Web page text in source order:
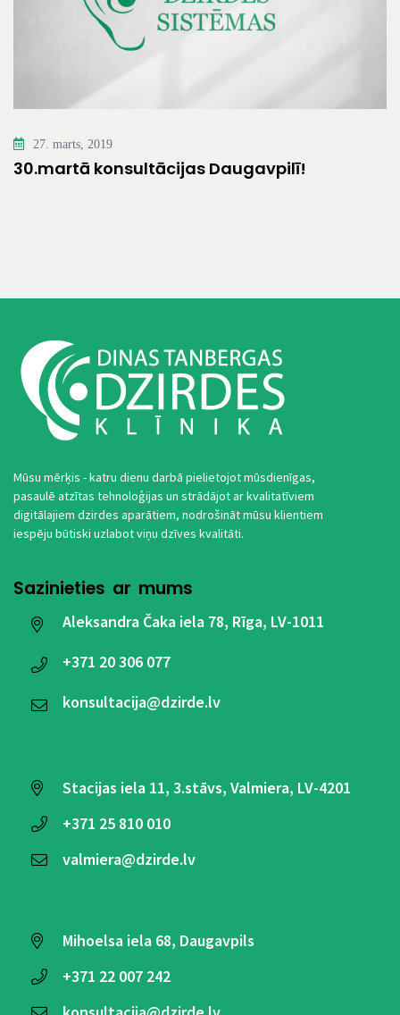
27. marts, 2019
30.martā konsultācijas Daugavpilī!
Mūsu mērķis - katru dienu darbā pielietojot mūsdienīgas,
pasaulē atzītas tehnoloģijas un strādājot ar kvalitatīviem
digitālajiem dzirdes aparātiem, nodrošināt mūsu klientiem
iespēju būtiski uzlabot viņu dzīves kvalitāti.
Sazinieties ar mums
Aleksandra Čaka iela 78, Rīga, LV-1011
+371 20 306 077
konsultacija@dzirde.lv
Stacijas iela 11, 3.stāvs, Valmiera, LV-4201
+371 25 810 010
valmiera@dzirde.lv
Mihoelsa iela 68, Daugavpils
+371 22 007 242